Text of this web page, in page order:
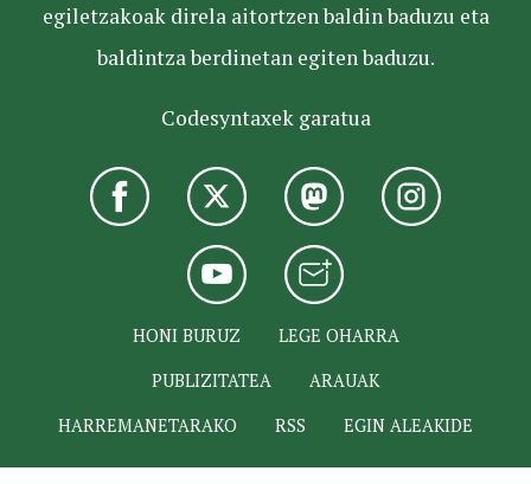
egiletzakoak direla aitortzen baldin baduzu eta
baldintza berdinetan egiten baduzu.
Codesyntaxek garatua
HONI BURUZ
LEGE OHARRA
PUBLIZITATEA
ARAUAK
HARREMANETARAKO
RSS EGIN ALEAKIDE